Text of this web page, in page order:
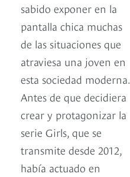
sabido exponer en la
pantalla chica muchas
de las situaciones que
atraviesa una joven en
esta sociedad moderna.
Antes de que decidiera
crear y protagonizar la
serie Girls, que se
transmite desde 2012,
había actuado en